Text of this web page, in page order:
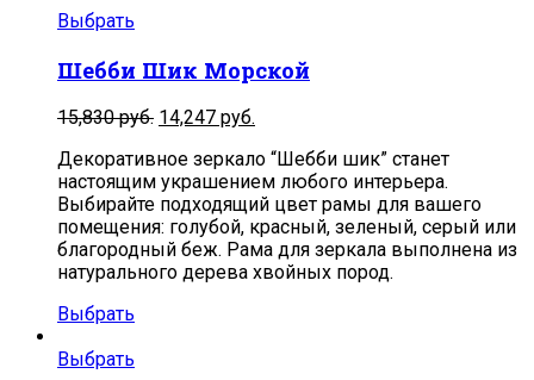
Выбрать
Шебби Шик Морской
15,830руб. 14,247 руб.
Декоративное зеркало “Шебби шик” станет
настоящим украшением любого интерьера.
Выбирайте подходящий цвет рамы для вашего
помещения: голубой, красный, зеленый, серый или
благородный беж. Рама для зеркала выполнена из
натурального дерева хвойных пород.
Выбрать
Выбрать